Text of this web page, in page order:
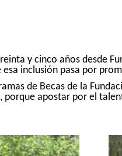
y cinco años desde
esa inclusión pasa por
de Becas de la
porque apostar por el